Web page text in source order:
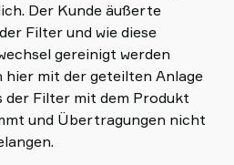
Der Kunde äußerte
Filter und wie diese
gereinigt werden
hier mit der geteilten Anlage
der Filter mit dem Produkt
und Übertragungen nicht